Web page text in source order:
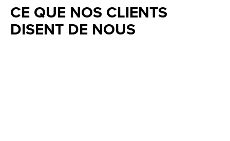
CE QUE NOS CLIENTS
DISENT DE NOUS